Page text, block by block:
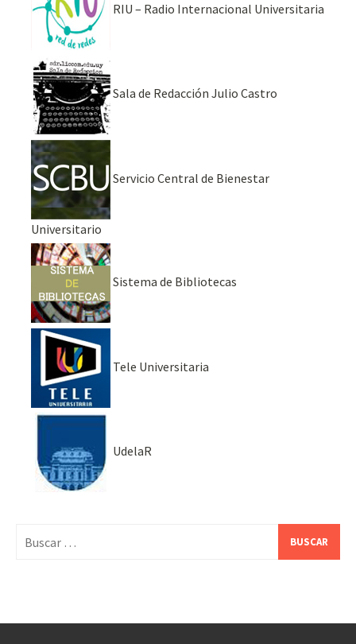
RIU – Radio Internacional Universitaria
Sala de Redacción Julio Castro
Servicio Central de Bienestar
Universitario
Sistema de Bibliotecas
Tele Universitaria
UdelaR